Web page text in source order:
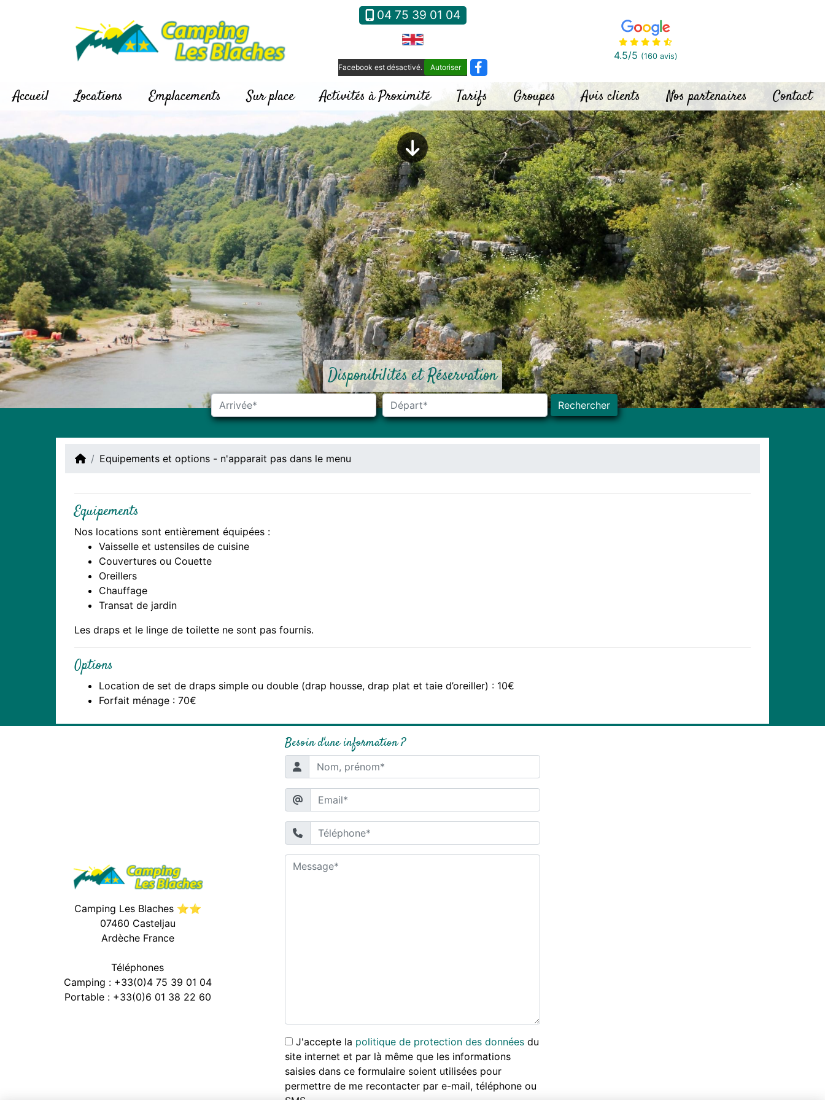
04 75 39 01 04
Facebook est désactivé. Autoriser
4.5/5 (160 avis)
Accueil Locations Emplacements Sur place Activités à Proximité Tarifs Groupes Avis clients Nos partenaires Contact
Disponibilités et Réservation
Rechercher
Equipements et options - n'apparait pas dans le menu
Equipements
Nos locations sont entièrement équipées :
Vaisselle et ustensiles de cuisine
Couvertures ou Couette
Oreillers
Chauffage
Transat de jardin
Les draps et le linge de toilette ne sont pas fournis.
Options
Location de set de draps simple ou double (drap housse, drap plat et taie d’oreiller) : 10€
Forfait ménage : 70€
Camping Les Blaches ⭐⭐
07460 Casteljau
Ardèche France
Téléphones
Camping : +33(0)4 75 39 01 04
Portable : +33(0)6 01 38 22 60
Besoin d'une information ?
J'accepte la politique de protection des données du
site internet et par là même que les informations
saisies dans ce formulaire soient utilisées pour
permettre de me recontacter par e-mail, téléphone ou